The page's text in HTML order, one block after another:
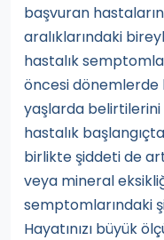
başvuran
aralıklarındaki
hastalık
öncesi dönemlerde
yaşlarda
hastalık
birlikte şiddeti de
veya mineral
semptomlarındaki
Hayatınızı büyük